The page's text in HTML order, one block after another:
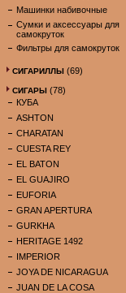
Машинки набивочные
Сумки и аксессуары для
самокруток
Фильтры для самокруток
СИГАРИЛЛЫ (69)
СИГАРЫ (78)
КУБА
ASHTON
CHARATAN
CUESTA REY
EL BATON
EL GUAJIRO
EUFORIA
GRAN APERTURA
GURKHA
HERITAGE 1492
IMPERIOR
JOYA DE NICARAGUA
JUAN DE LA COSA